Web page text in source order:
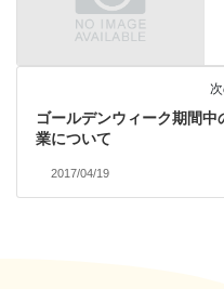
ゴールデンウィーク期間中
業について
2017/04/19